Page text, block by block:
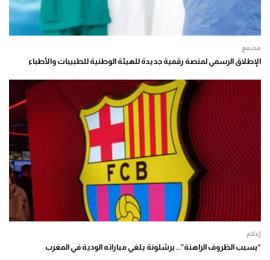
مجتمع
الإطلاق الرسمي لمنصة رقمية جديدة للهيئة الوطنية للطبيبات والأطباء
إعلام
“بسبب الظروف الراهنة”.. برشلونة يلغي مباراته الودية في المغرب